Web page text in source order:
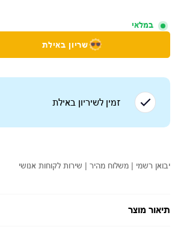
במלאי
שריון באילת
זמין לשיריון באילת
יבואן רשמי | משלוח מהיר | שירות לקוחות אנושי
תיאור מוצר